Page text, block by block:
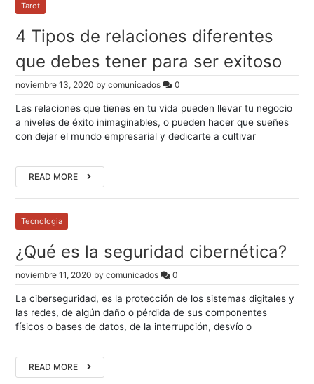
Tarot
4 Tipos de relaciones diferentes
que debes tener para ser exitoso
noviembre 13, 2020 bycomunicados 0
Las relaciones que tienes en tu vida pueden llevar tu negocio
a niveles de éxito inimaginables, o pueden hacer que sueñes
con dejar el mundo empresarial y dedicarte a cultivar
READ MORE
Tecnologia
¿Qué es la seguridad cibernética?
noviembre 11, 2020 bycomunicados 0
La ciberseguridad, es la protección de los sistemas digitales y
las redes, de algún daño o pérdida de sus componentes
físicos o bases de datos, de la interrupción, desvío o
READ MORE